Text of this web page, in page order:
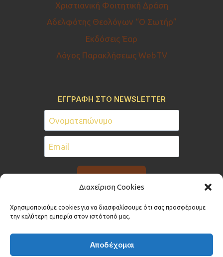
Διαχείριση Cookies
Χρησιμοποιούμε cookies για να διασφαλίσουμε ότι σας προσφέρουμε
την καλύτερη εμπειρία στον ιστότοπό μας.
Αποδέχομαι
Χριστιανική Φοιτητική Δράση
Αδελφότης Θεολόγων “Ο Σωτήρ”
Εκδόσεις Έαρ
Λόγος Παρακλήσεως WebTV
ΕΓΓΡΑΦΗ ΣΤΟ NEWSLETTER